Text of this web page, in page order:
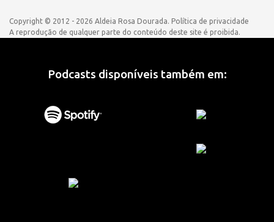
Copyright © 2012 - 2026 Aldeia Rosa Dourada. Política de privacidade
A reprodução de qualquer parte do conteúdo deste site é proibida.
Podcasts disponíveis também em: